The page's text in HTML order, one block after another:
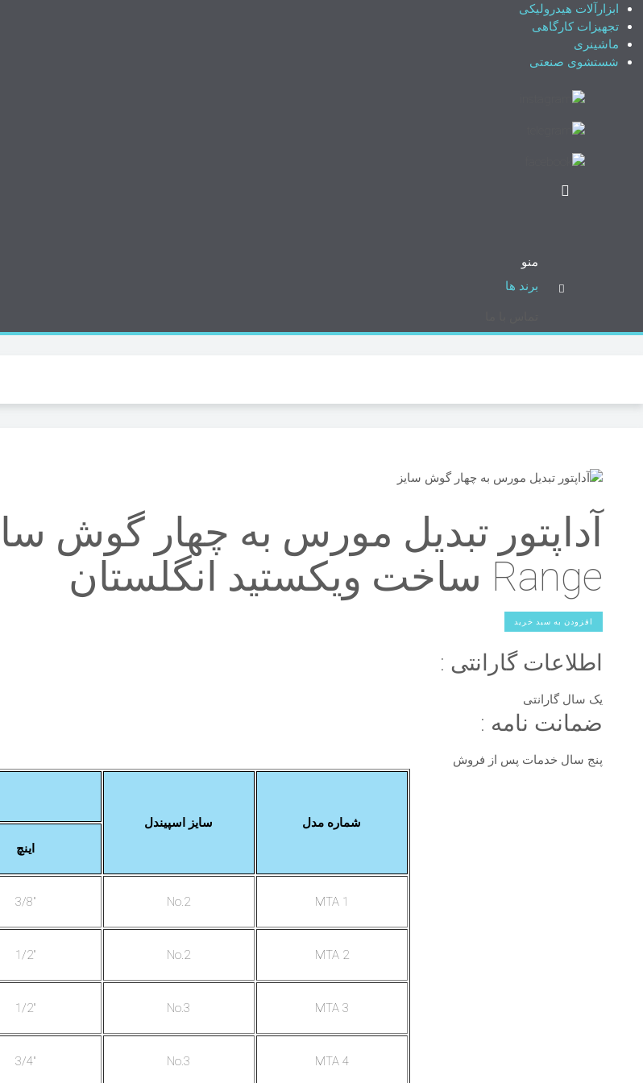
ابزارآلات هیدرولیکی
تجهیزات کارگاهی
ماشینری
شستشوی صنعتی
منو
برند ها
Range ساخت ویکستید انگلستان
افزودن به سبد خرید
اطلاعات گارانتی :
یک سال گارانتی
ضمانت نامه :
پنج سال خدمات پس از فروش
شماره مدل سایز اسپیندل
اینچ
MTA 1
No.2
"3/8
MTA 2
No.2
"1/2
MTA 3
No.3
"1/2
MTA 4
No.3
"3/4